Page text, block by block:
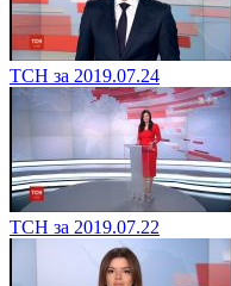
ТСН за 2019.07.24
ТСН за 2019.07.22